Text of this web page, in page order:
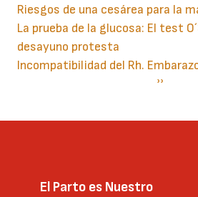
Riesgos de una cesárea para la
La prueba de la glucosa: El test
desayuno protesta
Incompatibilidad del Rh.
Siguiente
››
El Parto es Nuestro